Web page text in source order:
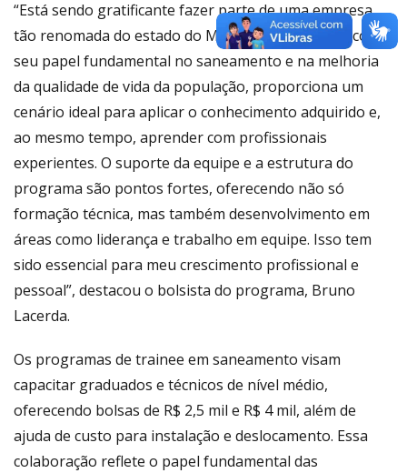
“Está sendo gratificante fazer parte de uma empresa
tão renomada do estado do Maranhão. A CAEMA, com
seu papel fundamental no saneamento e na melhoria
da qualidade de vida da população, proporciona um
cenário ideal para aplicar o conhecimento adquirido e,
ao mesmo tempo, aprender com profissionais
experientes. O suporte da equipe e a estrutura do
programa são pontos fortes, oferecendo não só
formação técnica, mas também desenvolvimento em
áreas como liderança e trabalho em equipe. Isso tem
sido essencial para meu crescimento profissional e
pessoal”, destacou o bolsista do programa, Bruno
Lacerda.
Os programas de trainee em saneamento visam
capacitar graduados e técnicos de nível médio,
oferecendo bolsas de R$ 2,5 mil e R$ 4 mil, além de
ajuda de custo para instalação e deslocamento. Essa
colaboração reflete o papel fundamental das